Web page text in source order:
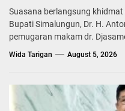
Suasana berlangsung
Bupati Simalungun, Dr. H.
pemugaran makam dr.
Wida Tarigan August 5, 2026